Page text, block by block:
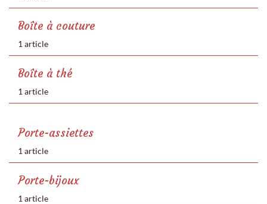
Boîte à couture
1 article
Boîte à thé
1 article
Porte-assiettes
1 article
Porte-bijoux
1 article